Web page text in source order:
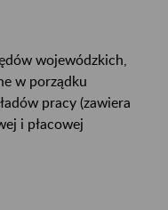
wojewódzkich,
w porządku
pracy (zawiera
i płacowej